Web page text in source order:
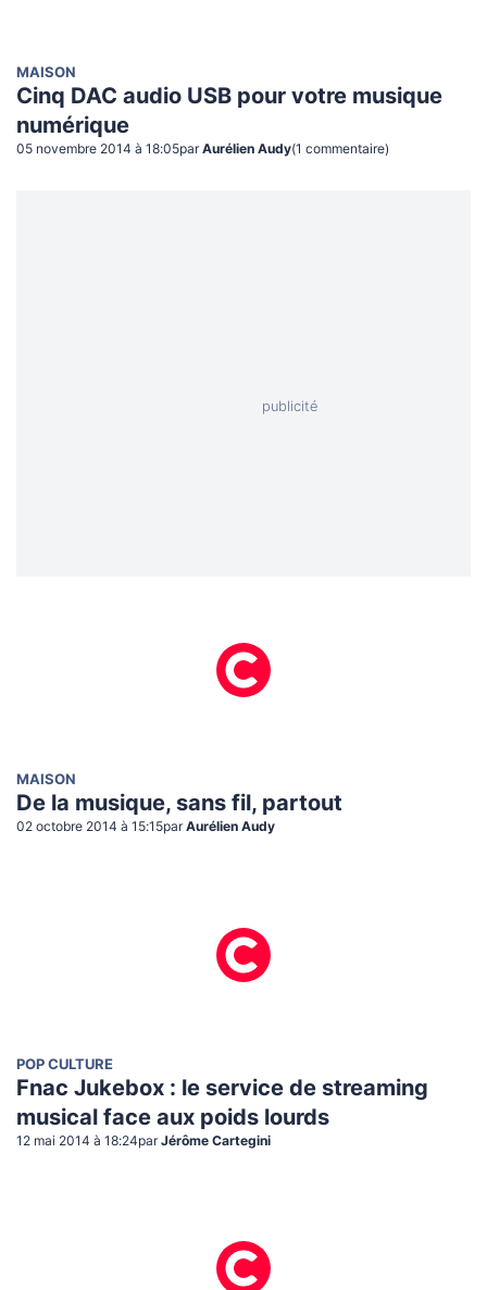
MAISON
Cinq DAC audio USB pour votre musique
numérique
05 novembre 2014 à 18:05par Aurélien Audy(1 commentaire)
MAISON
De la musique, sans fil, partout
02 octobre 2014 à 15:15par Aurélien Audy
POP CULTURE
Fnac Jukebox : le service de streaming
musical face aux poids lourds
12 mai 2014 à 18:24par Jérôme Cartegini